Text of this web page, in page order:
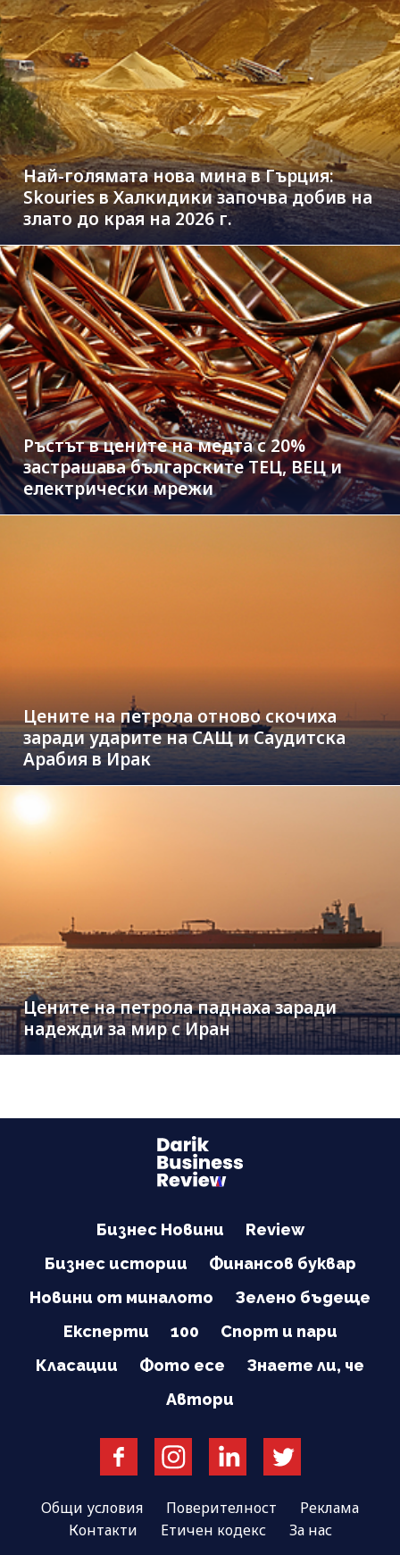
Най-голямата нова мина в Гърция:
Skouries в Халкидики започва добив на
злато до края на 2026 г.
Ръстът в цените на медта с 20%
застрашава българските ТЕЦ, ВЕЦ и
електрически мрежи
Цените на петрола отново скочиха
заради ударите на САЩ и Саудитска
Арабия в Ирак
Цените на петрола паднаха заради
надежди за мир с Иран
Бизнес Новини
Review
Бизнес истории
Финансов буквар
Новини от миналото
Зелено бъдеще
Експерти
100
Спорт и пари
Класации
Фото есе
Знаете ли, че
Автори
Общи условия Поверителност
Реклама
Контакти
Етичен кодекс За нас